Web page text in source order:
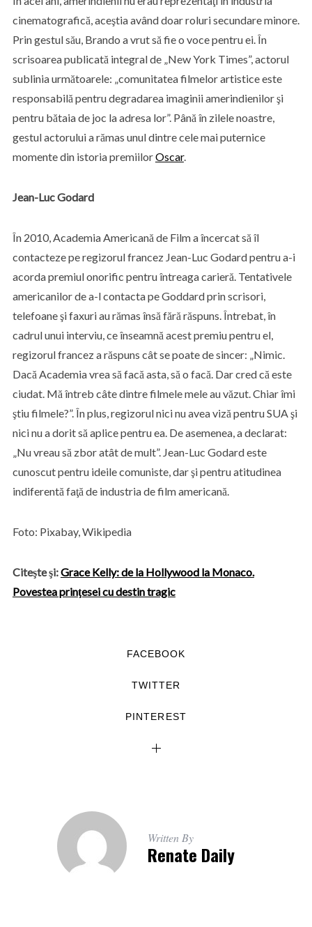
cinematografică, aceştia având doar roluri secundare minore.
Prin gestul său, Brando a vrut să fie o voce pentru ei. În
scrisoarea publicată integral de „New York Times”, actorul
sublinia următoarele: „comunitatea filmelor artistice este
responsabilă pentru degradarea imaginii amerindienilor şi
pentru bătaia de joc la adresa lor”. Până în zilele noastre,
gestul actorului a rămas unul dintre cele mai puternice
momente din istoria premiilorOscar.
Jean-Luc Godard
În 2010, Academia Americană de Film a încercat să îl
contacteze pe regizorul francez Jean-Luc Godard pentru a-i
acorda premiul onorific pentru întreaga carieră. Tentativele
americanilor de a-l contacta pe Goddard prin scrisori,
telefoane şi faxuri au rămas însă fără răspuns. Întrebat, în
cadrul unui interviu, ce înseamnă acest premiu pentru el,
regizorul francez a răspuns cât se poate de sincer: „Nimic.
Dacă Academia vrea să facă asta, să o facă. Dar cred că este
ciudat. Mă întreb câte dintre filmele mele au văzut. Chiar îmi
ştiu filmele?”. În plus, regizorul nici nu avea viză pentru SUA şi
nici nu a dorit să aplice pentru ea. De asemenea, a declarat:
„Nu vreau să zbor atât de mult”. Jean-Luc Godard este
cunoscut pentru ideile comuniste, dar şi pentru atitudinea
indiferentă faţă de industria de film americană.
Foto: Pixabay, Wikipedia
Citeşte şi:Grace Kelly: de la Hollywood la Monaco.
Povestea prinţesei cu destin tragic
FACEBOOK
TWITTER
PINTEREST
Written By
Renate Daily